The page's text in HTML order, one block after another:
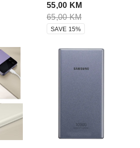
55,00 KM
65,00KM
SAVE 15%